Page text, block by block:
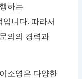
하는
니다. 따라서
의의 경력과
소영은 다양한